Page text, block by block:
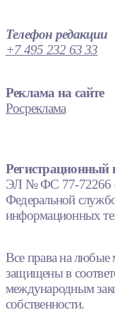
Телефон редакции
+7 495 232 63 33
Реклама на сайте
Росреклама
Регистрационный
ЭЛ № ФС 77-72266
Федеральной
информационных
Все права на любые
защищены в
международным
собственности.